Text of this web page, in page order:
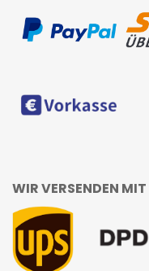
WIR VERSENDEN MIT